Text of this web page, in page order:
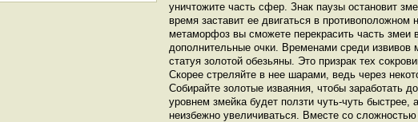
уничтожите часть сфер. Знак паузы остановит
время заставит ее двигаться в
метаморфоз вы сможете перекрасить часть змеи
дополнительные очки. Временами среди извивов
статуя золотой обезьяны. Это призрак тех
Скорее стреляйте в нее шарами, ведь через
Собирайте золотые изваяния, чтобы заработать
уровнем змейка будет ползти чуть-чуть быстрее,
неизбежно увеличиваться. Вместе со